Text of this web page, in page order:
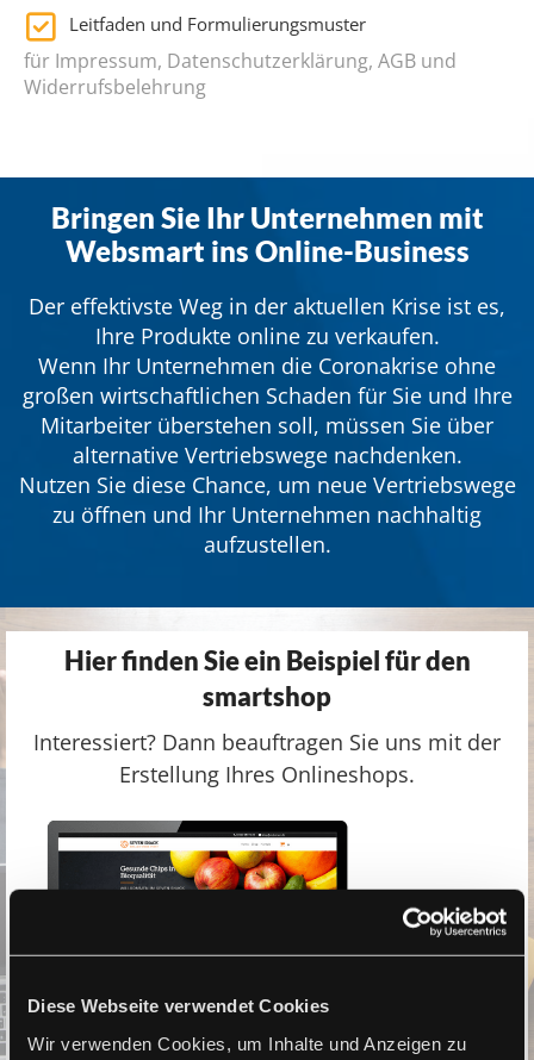
Diese Webseite verwendet Cookies
Wir verwenden Cookies, um Inhalte und Anzeigen zu
Leitfaden und Formulierungsmuster
für Impressum, Datenschutzerklärung, AGB und
Widerrufsbelehrung
Bringen Sie Ihr Unternehmen mit
Websmart ins Online-Business
Der effektivste Weg in der aktuellen Krise ist es,
Ihre Produkte online zu verkaufen.
Wenn Ihr Unternehmen die Coronakrise ohne
großen wirtschaftlichen Schaden für Sie und Ihre
Mitarbeiter überstehen soll, müssen Sie über
alternative Vertriebswege nachdenken.
Nutzen Sie diese Chance, um neue Vertriebswege
zu öffnen und Ihr Unternehmen nachhaltig
aufzustellen.
Hier finden Sie ein Beispiel für den
smartshop
Interessiert? Dann beauftragen Sie uns mit der
Erstellung Ihres Onlineshops.